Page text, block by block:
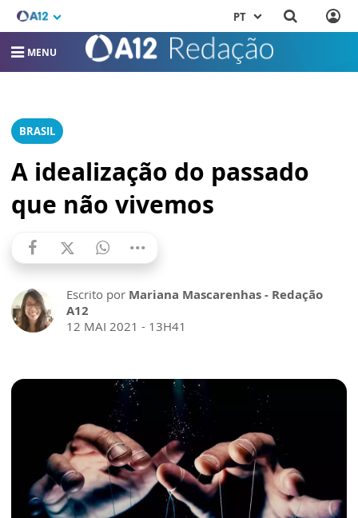
PT
MENU
BRASIL
A idealização do passado
que não vivemos
Escrito por Mariana Mascarenhas - Redação
A12
12 MAI 2021 - 13H41